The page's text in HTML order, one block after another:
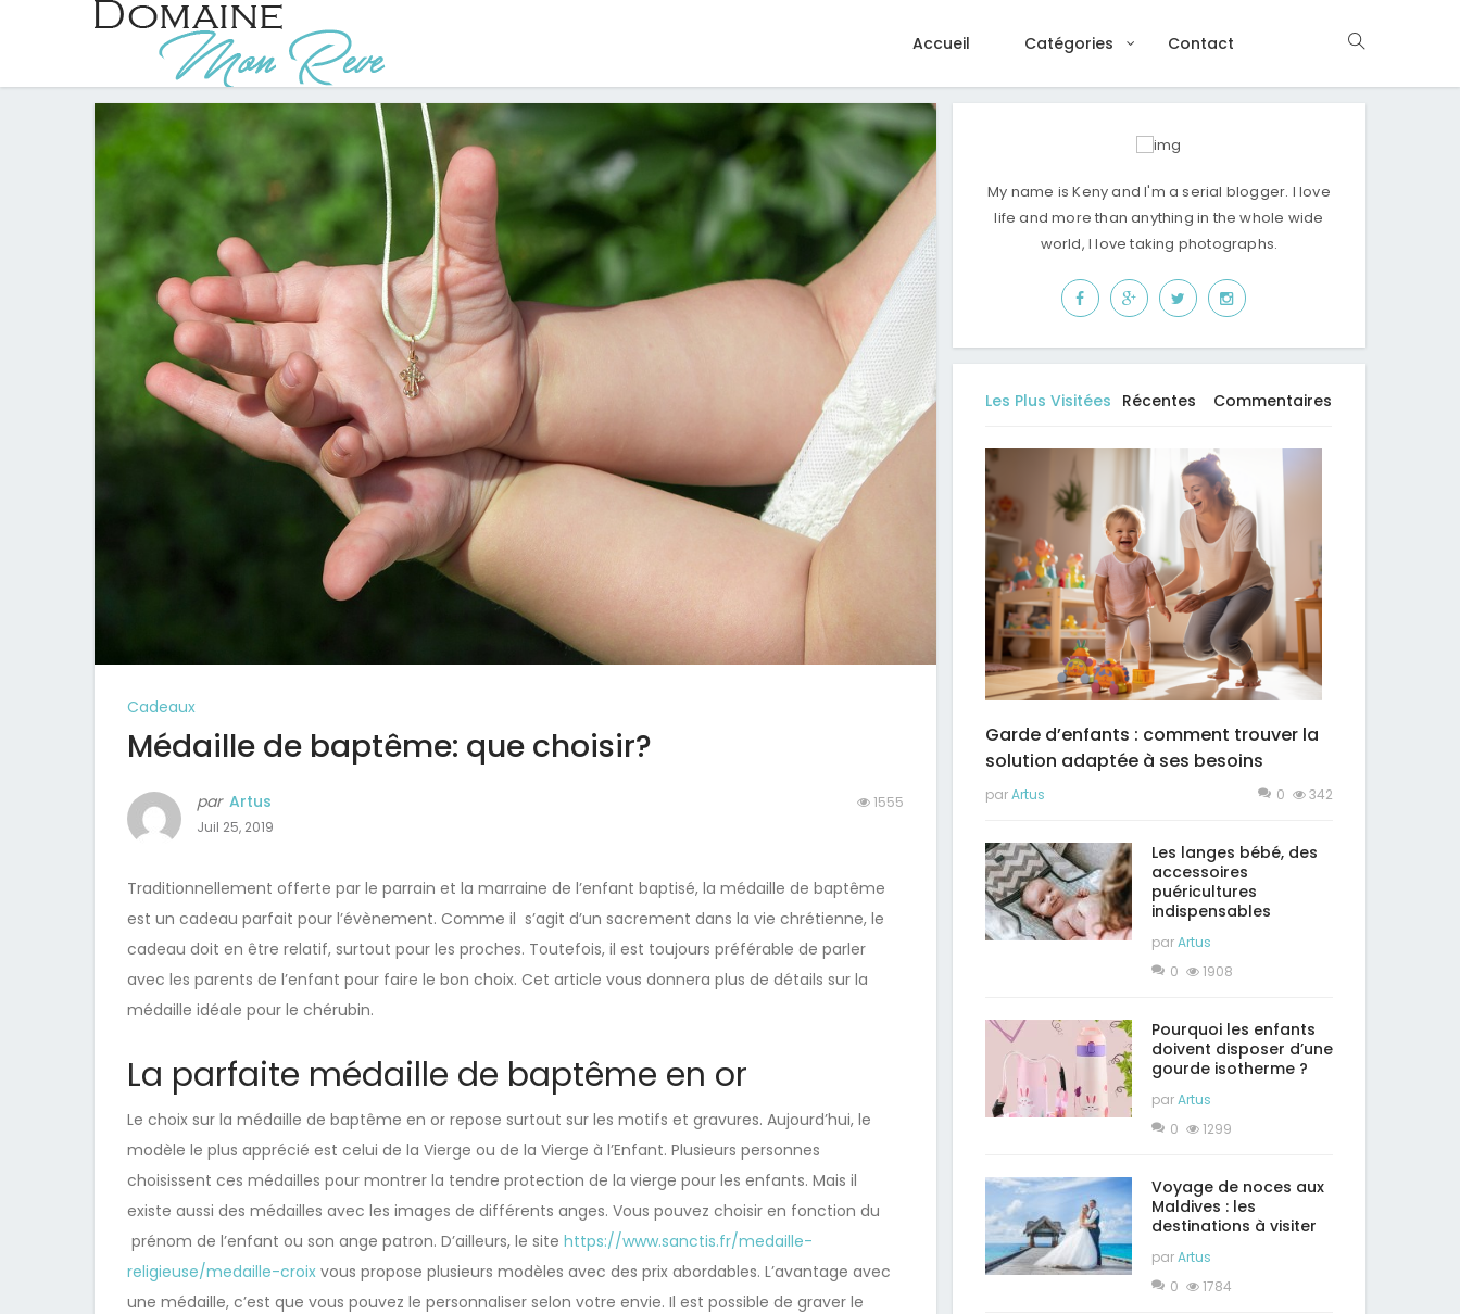
Accueil Catégories Contact
Cadeaux
Médaille de baptême: que choisir?
par Artus
Juil 25, 2019
1555
Traditionnellement offerte par le parrain et la marraine de l’enfant baptisé, la médaille de baptême
est un cadeau parfait pour l’évènement. Comme il s’agit d’un sacrement dans la vie chrétienne, le
cadeau doit en être relatif, surtout pour les proches. Toutefois, il est toujours préférable de parler
avec les parents de l’enfant pour faire le bon choix. Cet article vous donnera plus de détails sur la
médaille idéale pour le chérubin.
La parfaite médaille de baptême en or
Le choix sur la médaille de baptême en or repose surtout sur les motifs et gravures. Aujourd’hui, le
modèle le plus apprécié est celui de la Vierge ou de la Vierge à l’Enfant. Plusieurs personnes
choisissent ces médailles pour montrer la tendre protection de la vierge pour les enfants. Mais il
existe aussi des médailles avec les images de différents anges. Vous pouvez choisir en fonction du
prénom de l’enfant ou son ange patron. D’ailleurs, le site https://www.sanctis.fr/medaille-
religieuse/medaille-croix vous propose plusieurs modèles avec des prix abordables. L’avantage avec
une médaille, c’est que vous pouvez le personnaliser selon votre envie. Il est possible de graver le
My name is Keny and I'm a serial blogger. I love
life and more than anything in the whole wide
world, I love taking photographs.
Les Plus Visitées Récentes Commentaires
Garde d’enfants : comment trouver la
solution adaptée à ses besoins
parArtus 0 342
Les langes bébé, des
accessoires
puéricultures
indispensables
parArtus
0
1908
Pourquoi les enfants
doivent disposer d’une
gourde isotherme ?
parArtus
0
1299
Voyage de noces aux
Maldives : les
destinations à visiter
parArtus
0
1784